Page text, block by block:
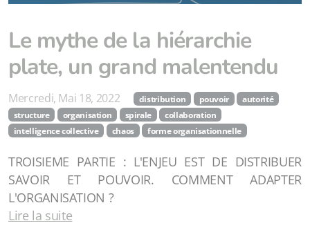
Le mythe de la hiérarchie
plate, un grand malentendu
Mercredi, Mai 18, 2022 distribution pouvoir
autorité
structure
organisation spirale
collaboration
intelligence collective
chaos forme organisationnelle
TROISIEME PARTIE : L'ENJEU EST DE DISTRIBUER
SAVOIR ET POUVOIR. COMMENT ADAPTER
L'ORGANISATION ?
Lire la suite